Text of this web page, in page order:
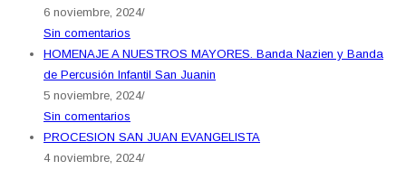
6 noviembre, 2024/
Sin comentarios
HOMENAJE A NUESTROS MAYORES. Banda Nazien y Banda
de Percusión Infantil San Juanin
5 noviembre, 2024/
Sin comentarios
PROCESION SAN JUAN EVANGELISTA
4 noviembre, 2024/